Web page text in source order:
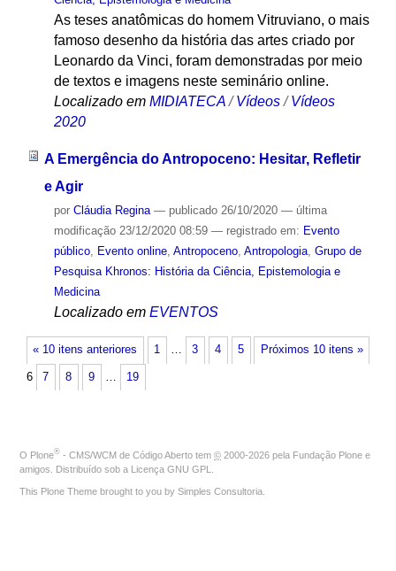
As teses anatômicas do homem Vitruviano, o mais
famoso desenho da história das artes criado por
Leonardo da Vinci, foram demonstradas por meio
de textos e imagens neste seminário online.
Localizado em MIDIATECA /Vídeos /Vídeos
2020
A Emergência do Antropoceno: Hesitar, Refletir
e Agir
por Cláudia Regina — publicado26/10/2020 — última
modificação23/12/2020 08:59 — registrado em: Evento
público, Evento online, Antropoceno, Antropologia, Grupo de
Pesquisa Khronos: História da Ciência, Epistemologia e
Medicina
Localizado em EVENTOS
« 10 itens anteriores Próximos 10 itens »
1 … 3 4 5
6 7 8 9 … 19
O Plone® - CMS/WCM de Código Aberto tem © 2000-2026 pela Fundação Plone e
amigos. Distribuído sob a Licença GNU GPL
This Plone Theme brought to you by Simples Consultoria